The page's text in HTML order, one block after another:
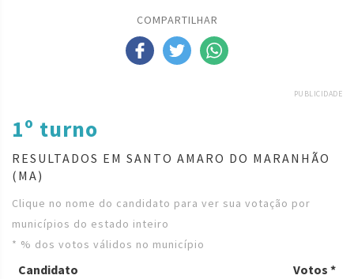
COMPARTILHAR
PUBLICIDADE
1º turno
RESULTADOS EM SANTO AMARO DO MARANHÃO
(MA)
Clique no nome do candidato para ver sua votação por
municípios do estado inteiro
* % dos votos válidos no município
Candidato Votos *